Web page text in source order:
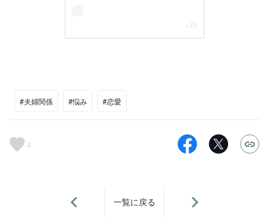
#夫婦関係 #悩み #恋愛
4
一覧に戻る